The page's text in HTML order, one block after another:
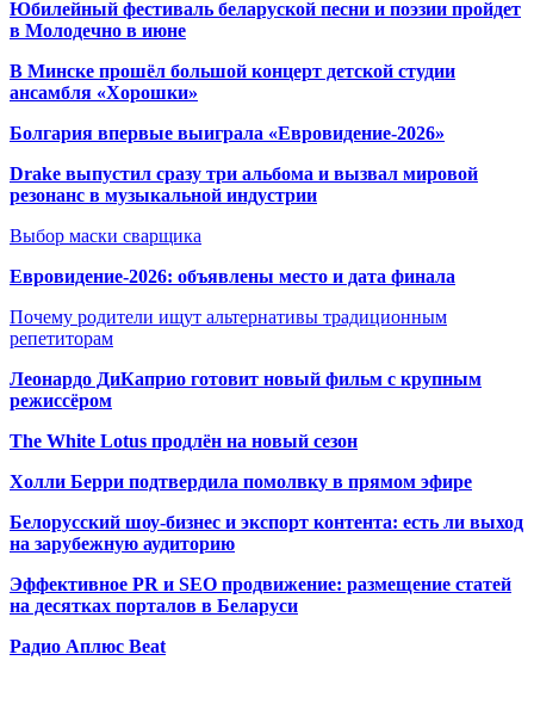
Юбилейный фестиваль беларуской песни и поэзии пройдет
в Молодечно в июне
В Минске прошёл большой концерт детской студии
ансамбля «Хорошки»
Болгария впервые выиграла «Евровидение-2026»
Drake выпустил сразу три альбома и вызвал мировой
резонанс в музыкальной индустрии
Выбор маски сварщика
Евровидение-2026: объявлены место и дата финала
Почему родители ищут альтернативы традиционным
репетиторам
Леонардо ДиКаприо готовит новый фильм с крупным
режиссёром
The White Lotus продлён на новый сезон
Холли Берри подтвердила помолвку в прямом эфире
Белорусский шоу-бизнес и экспорт контента: есть ли выход
на зарубежную аудиторию
Эффективное PR и SEO продвижение: размещение статей
на десятках порталов в Беларуси
Радио Аплюс Beat